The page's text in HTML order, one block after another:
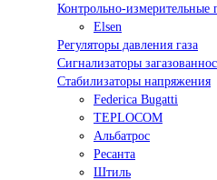
Контрольно-измерительные
Elsen
Регуляторы давления газа
Сигнализаторы
Стабилизаторы напряжения
Federica Bugatti
TEPLOCOM
Альбатрос
Ресанта
Штиль